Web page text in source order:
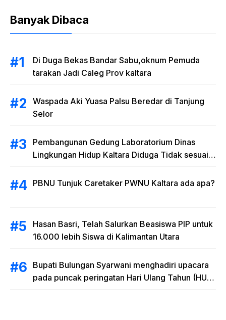
Banyak Dibaca
Di Duga Bekas Bandar Sabu,oknum Pemuda
tarakan Jadi Caleg Prov kaltara
Waspada Aki Yuasa Palsu Beredar di Tanjung
Selor
Pembangunan Gedung Laboratorium Dinas
Lingkungan Hidup Kaltara Diduga Tidak sesuai
PBNU Tunjuk Caretaker PWNU Kaltara ada apa?
Hasan Basri, Telah Salurkan Beasiswa PIP untuk
16.000 lebih Siswa di Kalimantan Utara
Bupati Bulungan Syarwani menghadiri upacara
pada puncak peringatan Hari Ulang Tahun (HUT)